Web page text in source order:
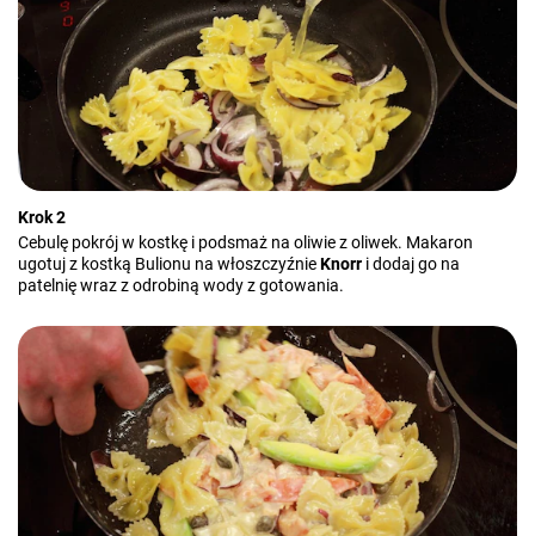
Krok 2
Cebulę pokrój w kostkę i podsmaż na oliwie z oliwek. Makaron
ugotuj z kostką Bulionu na włoszczyźnieKnorr i dodaj go na
patelnię wraz z odrobiną wody z gotowania.